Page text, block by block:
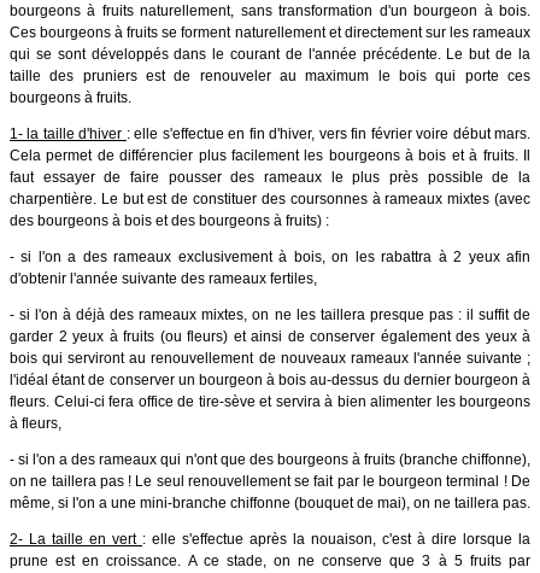
bourgeons à fruits naturellement, sans transformation d'un bourgeon à bois.
Ces bourgeons à fruits se forment naturellement et directement sur les rameaux
qui se sont développés dans le courant de l'année précédente. Le but de la
taille des pruniers est de renouveler au maximum le bois qui porte ces
bourgeons à fruits.
1- la taille d'hiver : elle s'effectue en fin d'hiver, vers fin février voire début mars.
Cela permet de différencier plus facilement les bourgeons à bois et à fruits. Il
faut essayer de faire pousser des rameaux le plus près possible de la
charpentière. Le but est de constituer des coursonnes à rameaux mixtes (avec
des bourgeons à bois et des bourgeons à fruits) :
- si l'on a des rameaux exclusivement à bois, on les rabattra à 2 yeux afin
d'obtenir l'année suivante des rameaux fertiles,
- si l'on à déjà des rameaux mixtes, on ne les taillera presque pas : il suffit de
garder 2 yeux à fruits (ou fleurs) et ainsi de conserver également des yeux à
bois qui serviront au renouvellement de nouveaux rameaux l'année suivante ;
l'idéal étant de conserver un bourgeon à bois au-dessus du dernier bourgeon à
fleurs. Celui-ci fera office de tire-sève et servira à bien alimenter les bourgeons
à fleurs,
- si l'on a des rameaux qui n'ont que des bourgeons à fruits (branche chiffonne),
on ne taillera pas ! Le seul renouvellement se fait par le bourgeon terminal ! De
même, si l'on a une mini-branche chiffonne (bouquet de mai), on ne taillera pas.
2- La taille en vert : elle s'effectue après la nouaison, c'est à dire lorsque la
prune est en croissance. A ce stade, on ne conserve que 3 à 5 fruits par